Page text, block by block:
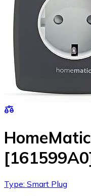
Type: Smart Plug